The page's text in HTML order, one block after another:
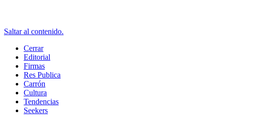
Saltar al contenido.
Cerrar
Editorial
Firmas
Res Publica
Carrón
Cultura
Tendencias
Seekers